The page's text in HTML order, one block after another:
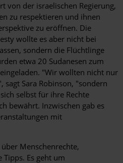
von der israelischen Regierung,
zu respektieren und ihnen
zu eröffnen. Die
wollte es aber nicht bei
sondern die Flüchtlinge
etwa 20 Sudanesen zum
"Wir wollten nicht nur
sagt Sara Robinson, "sondern
selbst für ihre Rechte
bewährt. Inzwischen gab es
mit
Menschenrechte,
Es geht um